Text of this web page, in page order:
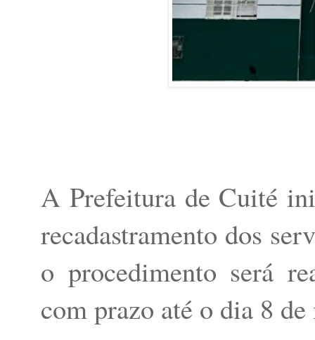
A Prefeitura de Cuité
recadastramento dos
o procedimento será
com prazo até o dia 8